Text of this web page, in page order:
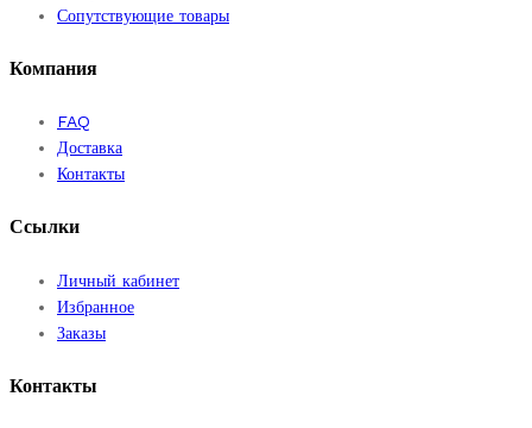
Сопутствующие товары
Компания
FAQ
Доставка
Контакты
Ссылки
Личный кабинет
Избранное
Заказы
Контакты